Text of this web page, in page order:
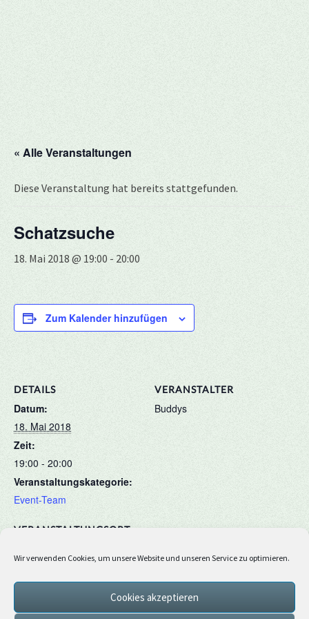
Wir verwenden Cookies, um unsere Website und unseren Service zu optimieren.
Cookies akzeptieren
« Alle Veranstaltungen
Diese Veranstaltung hat bereits stattgefunden.
Schatzsuche
18. Mai 2018 @ 19:00 - 20:00
Zum Kalender hinzufügen
DETAILS
Datum:
18. Mai 2018
Zeit:
19:00 - 20:00
Veranstaltungskategorie:
Event-Team
VERANSTALTUNGSORT
VERANSTALTER
Buddys